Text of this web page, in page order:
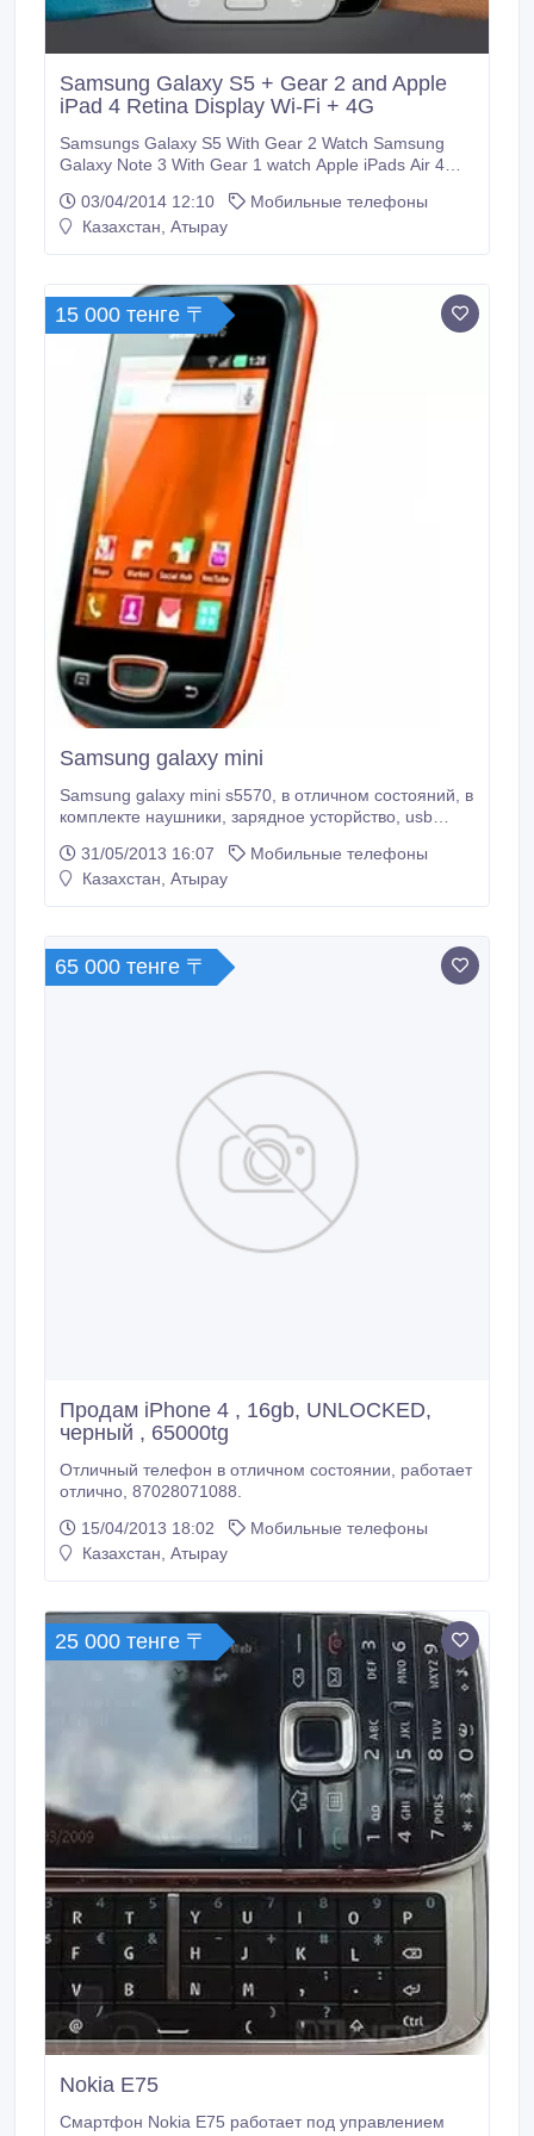
Samsung Galaxy S5 + Gear 2 and Apple
iPad 4 Retina Display Wi-Fi + 4G
Samsungs Galaxy S5 With Gear 2 Watch Samsung
Galaxy Note 3 With Gear 1 watch Apple iPads Air 4
Macbook Air Retina Display 15 Inch Apple iPhone 5s
ITEMS DESCRIPTIONS All our product are brand new,
03/04/2014 12:10
Мобильные телефоны
Казахстан, Атырау
15 000 тенге 〒
Samsung galaxy mini
Samsung galaxy mini s5570, в отличном состояний, в
комплекте наушники, зарядное усторйство, usb
31/05/2013 16:07
Мобильные телефоны
Казахстан, Атырау
65 000 тенге 〒
Продам iPhone 4 , 16gb, UNLOCKED,
черный , 65000tg
Отличный телефон в отличном состоянии, работает
отлично, 87028071088.
15/04/2013 18:02
Мобильные телефоны
Казахстан, Атырау
25 000 тенге 〒
Nokia E75
Смартфон Nokia E75 работает под управлением